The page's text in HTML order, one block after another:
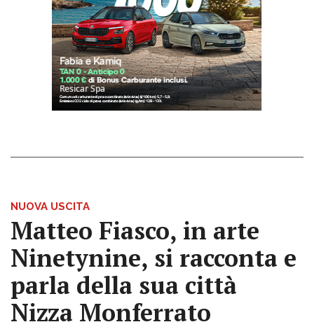
NUOVA USCITA
Matteo Fiasco, in arte
Ninetynine, si racconta e
parla della sua città
Nizza Monferrato